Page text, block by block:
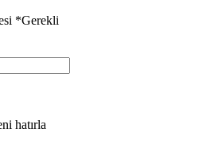
*Gerekli
hatırla